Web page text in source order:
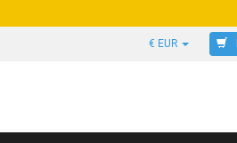
€ EUR